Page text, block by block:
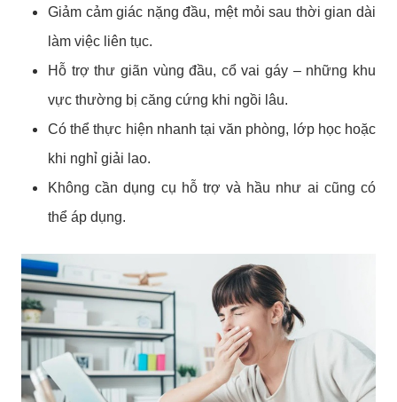
Giảm cảm giác nặng đầu, mệt mỏi sau thời gian dài
làm việc liên tục.
Hỗ trợ thư giãn vùng đầu, cổ vai gáy – những khu
vực thường bị căng cứng khi ngồi lâu.
Có thể thực hiện nhanh tại văn phòng, lớp học hoặc
khi nghỉ giải lao.
Không cần dụng cụ hỗ trợ và hầu như ai cũng có
thể áp dụng.